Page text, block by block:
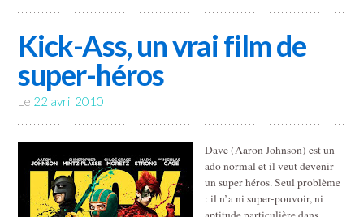
Kick-Ass, un vrai film de
super-héros
Le 22 avril 2010
Dave (Aaron Johnson) est un
ado normal et il veut devenir
un super héros. Seul problème
: il n’a ni super-pouvoir, ni